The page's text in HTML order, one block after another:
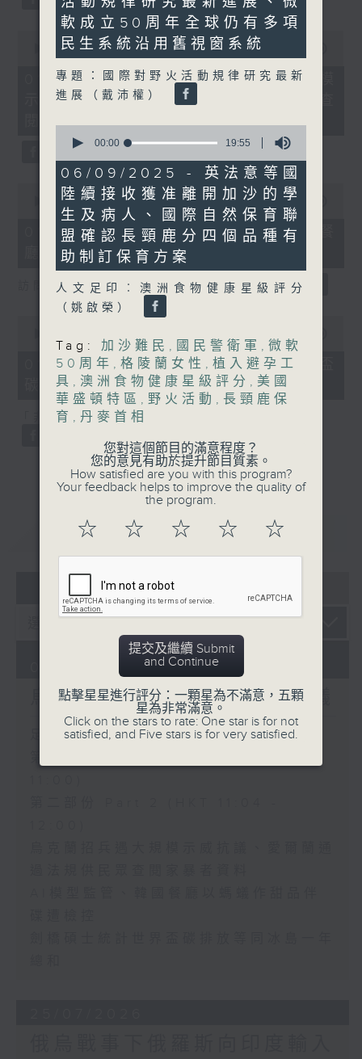
seconds
minutes,
00:00
01/08/2026 - 烏克蘭招兵遇大規模
示威抗議、愛爾蘭通過法規供民眾查
閱家暴者資料
seconds
minutes,
seconds
00:00 21:48
01/08/2026 - AI模型監管、韓國餐
廳以螞蟻作甜品伴碟遭檢控
訪問︰黎少斌（生產力局首席數碼總監）
minutes,
seconds
01/08/2026 - 劍橋碩士統計世界盃
碳排放等同冰島一年總和
「非遺逐一數」：土耳其鳥語
重溫 CATCHUP
05 - 08
烏克蘭招兵遇大規模示威抗議
足本 Full (HKT 10:30 - 12:00)
1
second
軟成立50周年全球仍有多項
民生系統沿用舊視窗系統
專題：國際對野火活動規律研究最新
進展（戴沛權）
seconds
19
minutes,
55
seconds
00:00 19:55
06/09/2025 - 英法意等國
陸續接收獲准離開加沙的學
生及病人、國際自然保育聯
盟確認長頸鹿分四個品種有
助制訂保育方案
人文足印︰澳洲食物健康星級評分
（姚啟榮）
Tag: 加沙難民 , 國民警衛軍 , 微軟
50周年 , 格陵蘭女性 , 植入避孕工
具 , 澳洲食物健康星級評分 , 美國
華盛頓特區 , 野火活動 , 長頸鹿保
育 , 丹麥首相
您對這個節目的滿意程度？
您的意見有助於提升節目質素。
How satisfied are you with this program?
Your feedback helps to improve the quality of
the program.
☆ ☆ ☆ ☆ ☆
提交及繼續 Submit
and Continue
點擊星星進行評分：一顆星為不滿意，五顆
星為非常滿意。
Click on the stars to rate: One star is for not
satisfied, and Five stars is for very satisfied.